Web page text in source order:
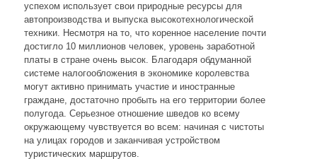
успехом использует свои природные ресурсы для
автопроизводства и выпуска высокотехнологической
техники. Несмотря на то, что коренное население почти
достигло 10 миллионов человек, уровень заработной
платы в стране очень высок. Благодаря обдуманной
системе налогообложения в экономике королевства
могут активно принимать участие и иностранные
граждане, достаточно пробыть на его территории более
полугода. Серьезное отношение шведов ко всему
окружающему чувствуется во всем: начиная с чистоты
на улицах городов и заканчивая устройством
туристических маршрутов.